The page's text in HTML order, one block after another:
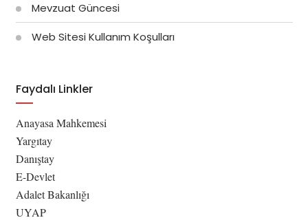
Mevzuat Güncesi
Web Sitesi Kullanım Koşulları
Faydalı Linkler
Anayasa Mahkemesi
Yargıtay
Danıştay
E-Devlet
Adalet Bakanlığı
UYAP